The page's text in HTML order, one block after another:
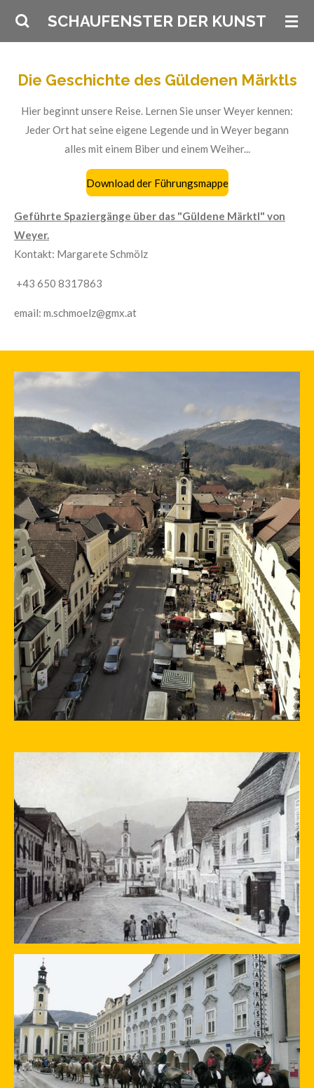
Zum
SCHAUFENSTER DER KUNST
Die Geschichte des Güldenen Märktls
Hier beginnt unsere Reise. Lernen Sie unser Weyer kennen:
Jeder Ort hat seine eigene Legende und in Weyer begann
alles mit einem Biber und einem Weiher...
Download der Führungsmappe
Geführte Spaziergänge über das "Güldene Märktl" von
Weyer.
Kontakt: Margarete Schmölz
+43 650 8317863
email: m.schmoelz@gmx.at